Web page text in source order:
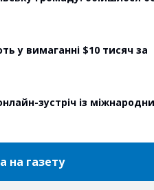
у вимаганні $10 тисяч за
зустріч із
на газету